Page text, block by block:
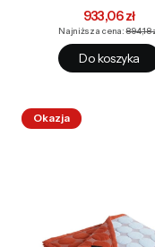
Cena
933,06 zł
Najniższa cena: 894,18
Do koszyka
Okazja